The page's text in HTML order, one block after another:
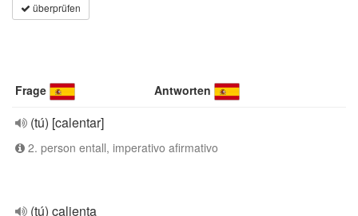
überprüfen
Frage Antworten
(tú) [calentar]
2. person entall, imperativo afirmativo
(tú) calienta